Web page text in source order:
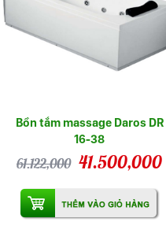
Bồn tắm massage Daros DR
16-38
61.122,000 41.500,000